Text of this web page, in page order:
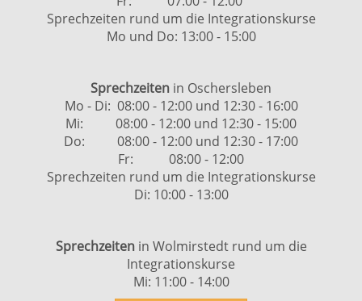
Sprechzeiten rund um die Integrationskurse
Mo und Do: 13:00 - 15:00
Sprechzeiten in Oschersleben
Mo - Di: 08:00 - 12:00 und 12:30 - 16:00
Mi: 08:00 - 12:00 und 12:30 - 15:00
Do: 08:00 - 12:00 und 12:30 - 17:00
Fr: 08:00 - 12:00
Sprechzeiten rund um die Integrationskurse
Di: 10:00 - 13:00
Sprechzeiten in Wolmirstedt rund um die
Integrationskurse
Mi: 11:00 - 14:00